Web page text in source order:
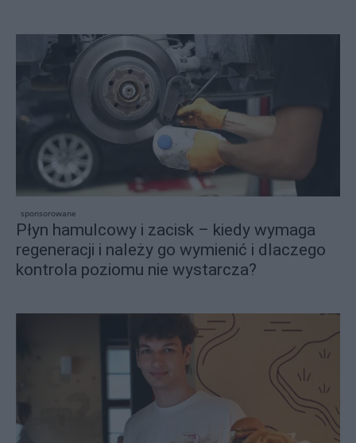
sponsorowane
Płyn hamulcowy i zacisk – kiedy wymaga
regeneracji i należy go wymienić i dlaczego
kontrola poziomu nie wystarcza?